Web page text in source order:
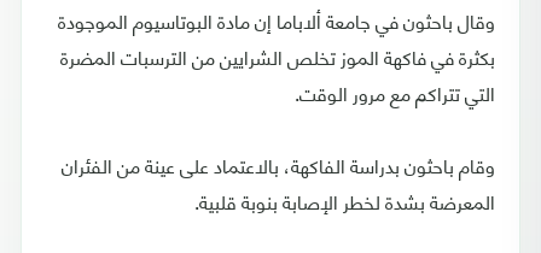
وقال باحثون في جامعة ألاباما إن مادة البوتاسيوم الموجودة
بكثرة في فاكهة الموز تخلص الشرايين من الترسبات المضرة
التي تتراكم مع مرور الوقت.
وقام باحثون بدراسة الفاكهة، بالاعتماد على عينة من الفئران
المعرضة بشدة لخطر الإصابة بنوبة قلبية.